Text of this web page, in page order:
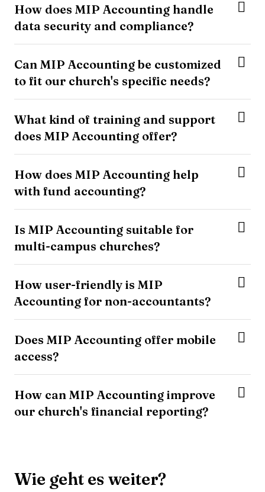
How does MIP Accounting handle
data security and compliance?
Can MIP Accounting be customized
to fit our church's specific needs?
What kind of training and support
does MIP Accounting offer?
How does MIP Accounting help
with fund accounting?
Is MIP Accounting suitable for
multi-campus churches?
How user-friendly is MIP
Accounting for non-accountants?
Does MIP Accounting offer mobile
access?
How can MIP Accounting improve
our church's financial reporting?
Wie geht es weiter?